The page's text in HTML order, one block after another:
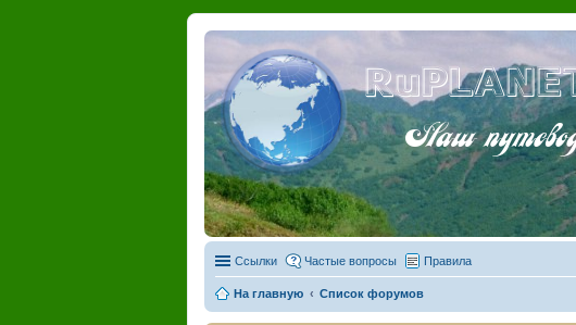
Наш
Ссылки Частые вопросы Правила
На главную Список форумов